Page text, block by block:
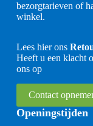
bezorgtarieven of
winkel.
Lees hier ons
Heeft u een klacht
ons op
Contact
Openingstijden